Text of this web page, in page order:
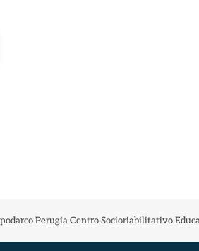
Perugia Centro Socioriabilitativo